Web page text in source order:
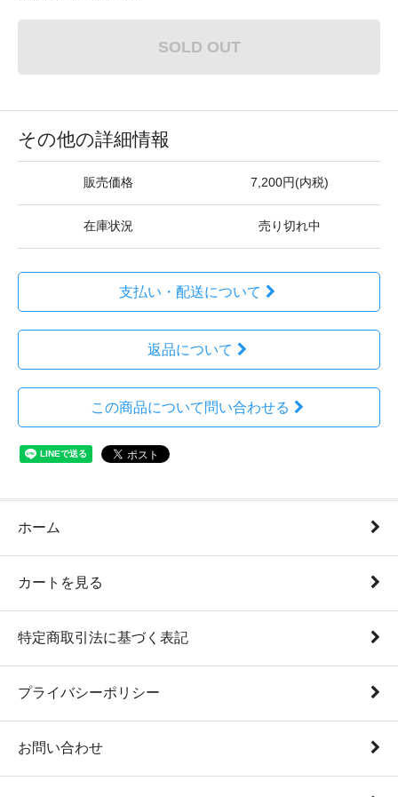
SOLD OUT
その他の詳細情報
販売価格 7,200円(内税)
在庫状況 売り切れ中
支払い・配送について
返品について
この商品について問い合わせる
ホーム
カートを見る
特定商取引法に基づく表記
プライバシーポリシー
お問い合わせ